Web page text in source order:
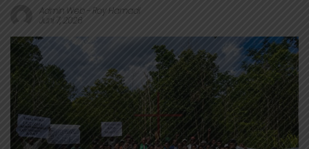
Admin Web - Roy Hamadi
Juni 7, 2026